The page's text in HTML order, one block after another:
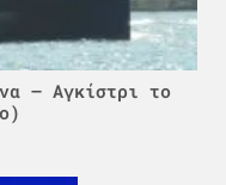
– Αγκίστρι το